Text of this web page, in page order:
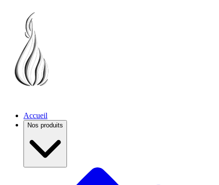
Accueil
Nos produits